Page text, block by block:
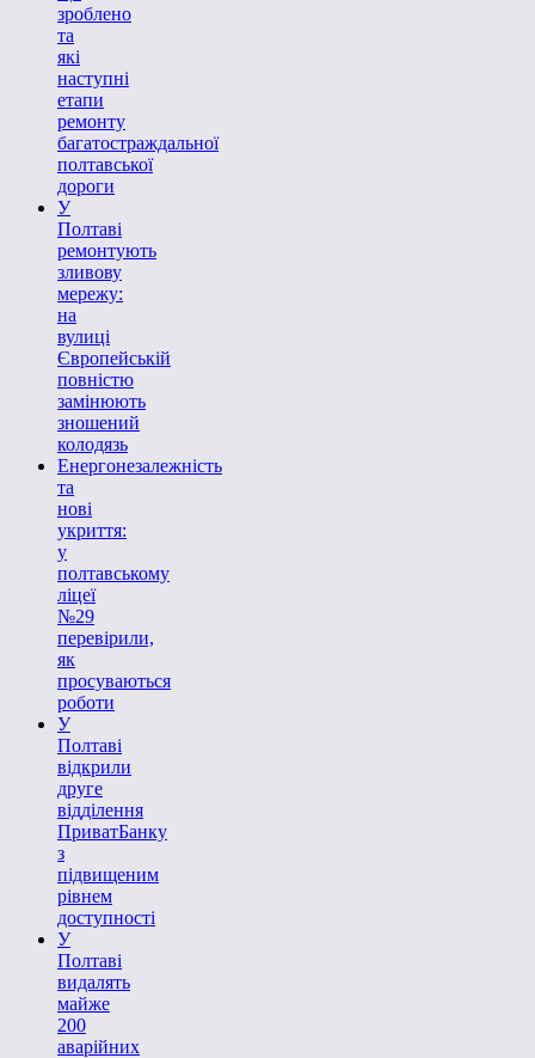
зроблено
та
які
наступні
етапи
ремонту
багатостраждальної
полтавської
дороги
У
Полтаві
ремонтують
зливову
мережу:
на
вулиці
Європейській
повністю
замінюють
зношений
колодязь
Енергонезалежність
та
нові
укриття:
у
полтавському
ліцеї
№29
перевірили,
як
просуваються
роботи
У
Полтаві
відкрили
друге
відділення
ПриватБанку
з
підвищеним
рівнем
доступності
У
Полтаві
видалять
майже
200
аварійних